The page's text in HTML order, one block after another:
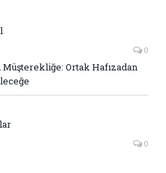
0
Ortak Hafızadan
0